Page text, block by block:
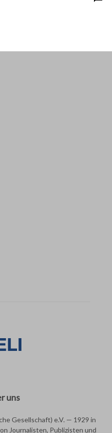
uns
Gesellschaft) e.V. — 1929 in
Journalisten, Publizisten und